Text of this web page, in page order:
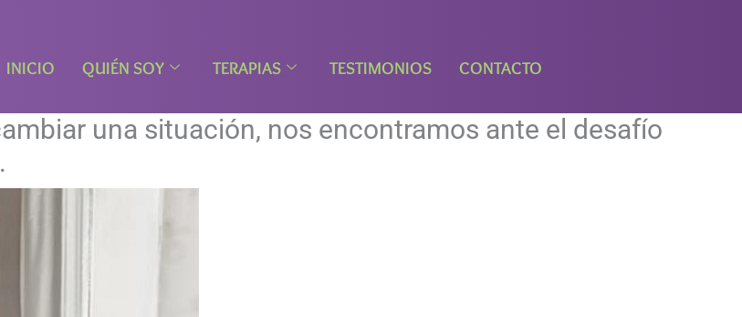
INICIO QUIÉN SOY TERAPIAS TESTIMONIOS CONTACTO
una situación, nos encontramos ante el desafío